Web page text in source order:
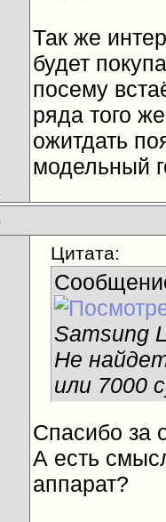
Так же
будет
посему
ряда того
ожитдать
модельный
Цитата:
Samsung
Не
или 7000
Спасибо за
А есть
аппарат?